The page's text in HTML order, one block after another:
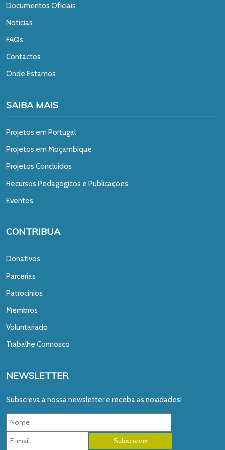
Documentos Oficiais
Notícias
FAQs
Contactos
Onde Estamos
SAIBA MAIS
Projetos em Portugal
Projetos em Moçambique
Projetos Concluídos
Recursos Pedagógicos e Publicações
Eventos
CONTRIBUA
Donativos
Parcerias
Patrocínios
Membros
Voluntariado
Trabalhe Connosco
NEWSLETTER
Subscreva a nossa newsletter e receba as novidades!